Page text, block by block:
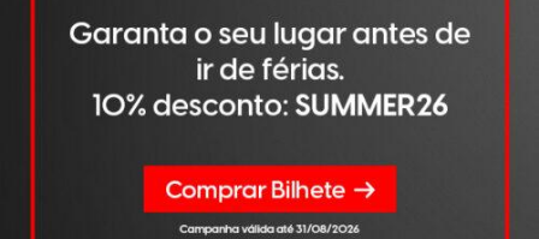
Liderar na era da IA
LER NOTÍCIA